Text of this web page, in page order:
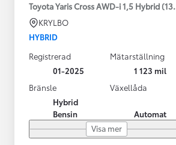
Toyota Yaris Cross AWD-i 1,5 Hybrid
KRYLBO
HYBRID
Registrerad
01-2025
Mätarställning
1 123 mil
Bränsle
Hybrid
Bensin
Växellåda
Automat
Visa mer